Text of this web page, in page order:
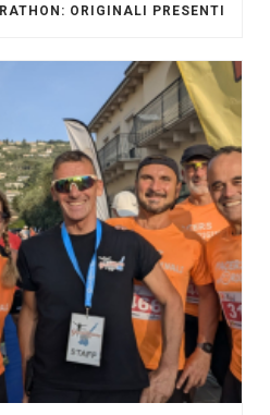
ORIGINALI PRESENTI